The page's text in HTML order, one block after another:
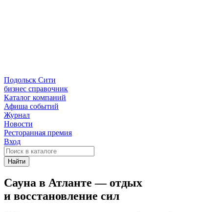
Подольск Сити
бизнес справочник
Каталог компаний
Афиша событий
Журнал
Новости
Ресторанная премия
Вход
Найти
Сауна в Атланте — отдых
и восстановление сил